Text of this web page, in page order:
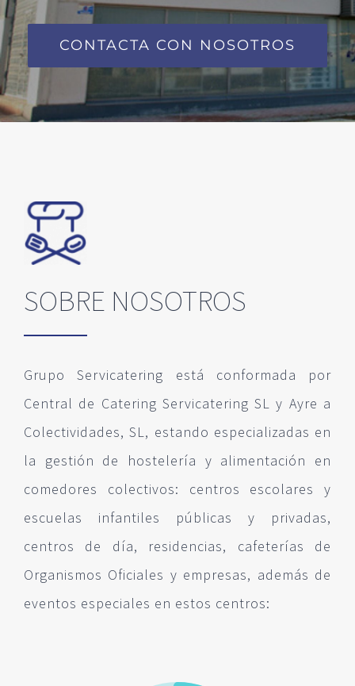
CONTACTA CON NOSOTROS
SOBRE NOSOTROS
Grupo Servicatering está conformada por
Central de Catering Servicatering SL y Ayre a
Colectividades, SL, estando especializadas en
la gestión de hostelería y alimentación en
comedores colectivos: centros escolares y
escuelas infantiles públicas y privadas,
centros de día, residencias, cafeterías de
Organismos Oficiales y empresas, además de
eventos especiales en estos centros: